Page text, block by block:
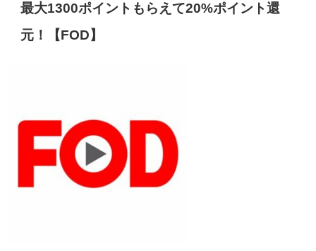
最大1300ポイントもらえて20%ポイント還
元！【FOD】